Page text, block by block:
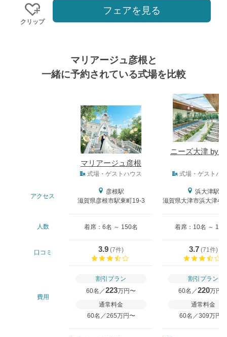
クリップ
フェアを見る
マリアージュ彦根と
一緒に予約されている式場を比較
マリアージュ彦根
ニーズ大津 by
式場・ゲストハウス 式場・ゲストハ
アクセス
彦根駅
滋賀県彦根市駅東町19-3
浜大津駅
滋賀県大津市浜大津4
人数 着席：6名 ～ 150名 着席：10名 ～ 120
口コミ 3.9 (7件)
3.7(71件)
費用
割引プラン
60名／223万円〜
通常料金
60名／265万円〜
割引プラン
60名／220万円
通常料金
60名／309万円〜